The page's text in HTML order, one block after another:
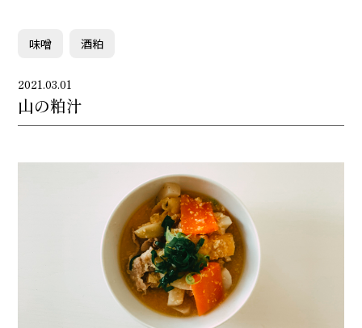
味噌 酒粕
2021.03.01
山の粕汁